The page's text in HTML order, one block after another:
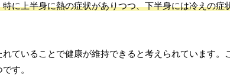
特に上半身に熱の症状がありつつ、下半身には冷えの症
ていることで健康が維持できると考えられています。
す。